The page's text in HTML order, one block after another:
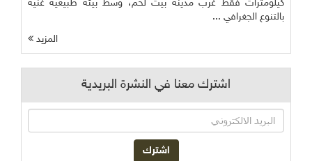
كيلومترات فقط غرب مدينة بيت لحم، وسط بيئة طبيعية غنية
بالتنوع الجغرافي ...
المزيد
اشترك معنا في النشرة البريدية